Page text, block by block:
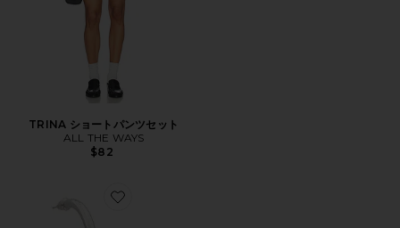
TRINA ショートパンツセット
ALL THE WAYS
$82
Favorite ANNIE フープ